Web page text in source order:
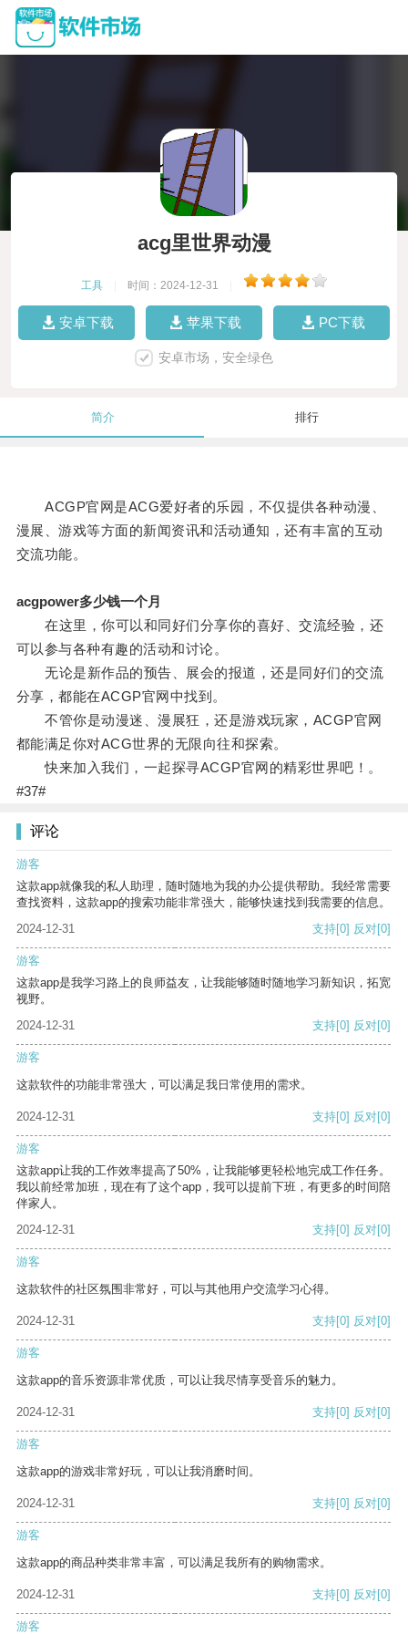
acg里世界动漫
工具 时间：2024-12-31
安卓下载 苹果下载 PC下载
安卓市场，安全绿色
简介 排行
ACGP官网是ACG爱好者的乐园，不仅提供各种动漫、
漫展、游戏等方面的新闻资讯和活动通知，还有丰富的互动
交流功能。
acgpower多少钱一个月
在这里，你可以和同好们分享你的喜好、交流经验，还
可以参与各种有趣的活动和讨论。
无论是新作品的预告、展会的报道，还是同好们的交流
分享，都能在ACGP官网中找到。
不管你是动漫迷、漫展狂，还是游戏玩家，ACGP官网
都能满足你对ACG世界的无限向往和探索。
快来加入我们，一起探寻ACGP官网的精彩世界吧！。
#37#
评论
游客
这款app就像我的私人助理，随时随地为我的办公提供帮助。我经常需要
查找资料，这款app的搜索功能非常强大，能够快速找到我需要的信息。
2024-12-31
支持[0] 反对[0]
游客
这款app是我学习路上的良师益友，让我能够随时随地学习新知识，拓宽
视野。
2024-12-31
支持[0] 反对[0]
游客
这款软件的功能非常强大，可以满足我日常使用的需求。
2024-12-31 支持[0] 反对[0]
游客
这款app让我的工作效率提高了50%，让我能够更轻松地完成工作任务。
我以前经常加班，现在有了这个app，我可以提前下班，有更多的时间陪
伴家人。
2024-12-31
支持[0] 反对[0]
游客
这款软件的社区氛围非常好，可以与其他用户交流学习心得。
2024-12-31 支持[0] 反对[0]
游客
这款app的音乐资源非常优质，可以让我尽情享受音乐的魅力。
2024-12-31 支持[0] 反对[0]
游客
这款app的游戏非常好玩，可以让我消磨时间。
2024-12-31 支持[0] 反对[0]
游客
这款app的商品种类非常丰富，可以满足我所有的购物需求。
2024-12-31 支持[0] 反对[0]
游客